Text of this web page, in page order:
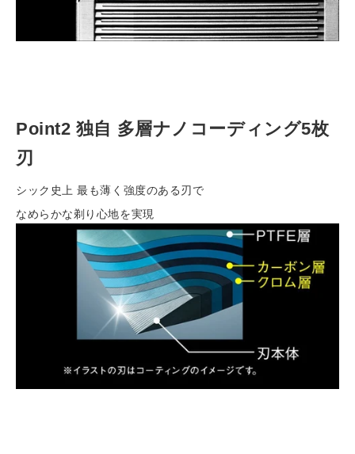
Point2 独自 多層ナノコーディング5枚
刃
シック史上 最も薄く強度のある刃で
なめらかな剃り心地を実現